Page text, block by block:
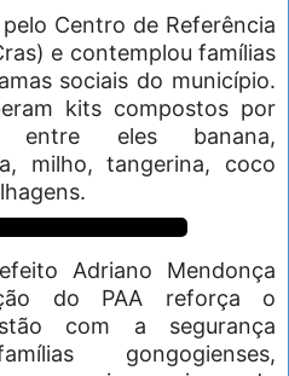
Centro de Referência
e contemplou famílias
sociais do município.
kits compostos por
entre eles banana,
milho, tangerina, coco
Adriano Mendonça
do PAA reforça o
com a segurança
gongogienses,